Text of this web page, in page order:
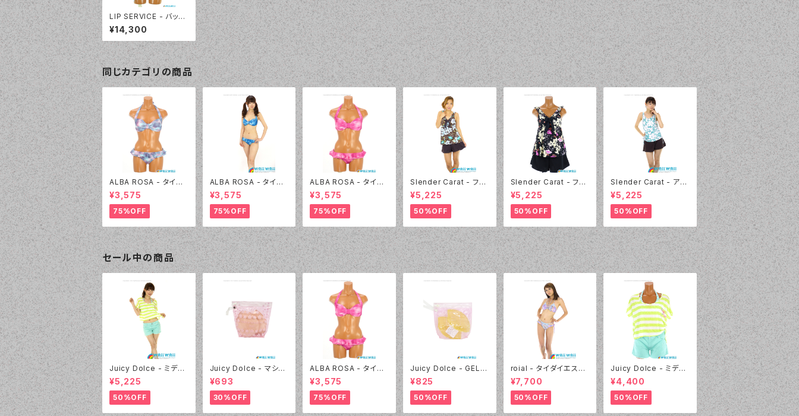
LIP SERVICE - バック
クロスフリルビキニ（33
4000 - 76:エメグリー
ン）
¥14,300
同じカテゴリの商品
ALBA ROSA - タイダ
イ バンドゥ（14407 - 1
2:ピンク）
¥3,575
75%OFF
ALBA ROSA - タイダ
イ バンドゥ（14407 - 7
0:ブルー）
¥3,575
75%OFF
ALBA ROSA - タイダ
イ バンドゥ（14407 - 1
2:ピンク）
¥3,575
75%OFF
Slender Carat - フラ
ワーリボン タンキニ（3
025 - 30:ブラウン）
¥5,225
50%OFF
Slender Carat - フラ
ワーリボン タンキニ（3
025 - 05:ブラック）
¥5,225
50%OFF
Slender Carat - アク
アフラワー タンキニ（30
24 - 60:グリーン）
¥5,225
50%OFF
セール中の商品
Juicy Dolce - ミディ
アムドット（4412 - 60:
グリーン）
¥5,225
50%OFF
Juicy Dolce - マシュ
マロパッド（032 - 40:
イエロー）
¥693
30%OFF
ALBA ROSA - タイダ
イ バンドゥ（14407 - 1
2:ピンク）
¥3,575
75%OFF
Juicy Dolce - GEL P
AD ジェルパッド（030
- 40:イエロー）
¥825
50%OFF
roial - タイダイエスニ
ック＆デニムプリント（2
4405 - 80:パープル）
¥7,700
50%OFF
Juicy Dolce - ミディ
アムドット（3405 - 60:
グリーン）
¥4,400
50%OFF